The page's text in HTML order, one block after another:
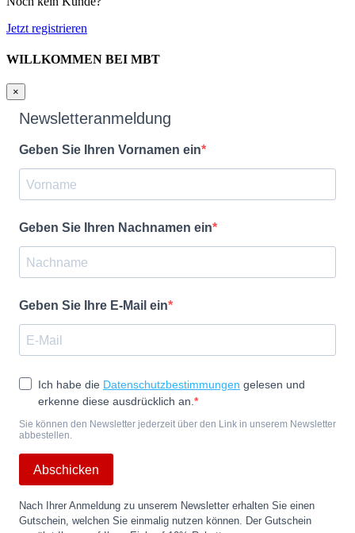
Jetzt registrieren
WILLKOMMEN BEI MBT
×
Newsletteranmeldung
Geben Sie Ihren Vornamen ein
Geben Sie Ihren Nachnamen ein
Geben Sie Ihre E-Mail ein
Ich habe die Datenschutzbestimmungen gelesen und
erkenne diese ausdrücklich an.
Sie können den Newsletter jederzeit über den Link in unserem Newsletter
abbestellen.
Abschicken
Nach Ihrer Anmeldung zu unserem Newsletter erhalten Sie einen
Gutschein, welchen Sie einmalig nutzen können. Der Gutschein